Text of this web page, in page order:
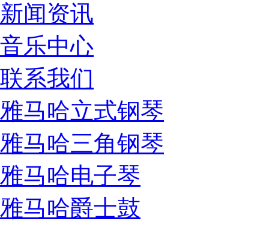
新闻资讯
音乐中心
联系我们
雅马哈立式钢琴
雅马哈三角钢琴
雅马哈电子琴
雅马哈爵士鼓